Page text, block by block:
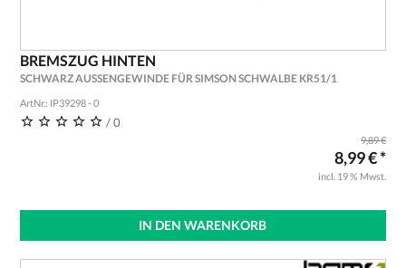
BREMSZUG HINTEN
SCHWARZ AUSSENGEWINDE FÜR SIMSON SCHWALBE KR51/1
ArtNr.: IP39298 - 0
/ 0
9,89 €
8,99 € *
incl. 19 % Mwst.
IN DEN WARENKORB